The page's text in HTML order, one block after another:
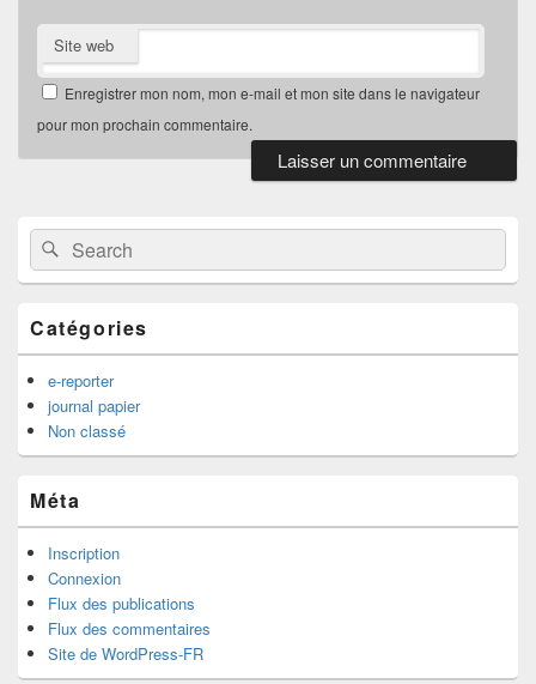
Site web
Enregistrer mon nom, mon e-mail et mon site dans le navigateur
pour mon prochain commentaire.
Widget
Area
Search
for:
Search
Catégories
e-reporter
journal papier
Non classé
Méta
Inscription
Connexion
Flux des publications
Flux des commentaires
Site de WordPress-FR